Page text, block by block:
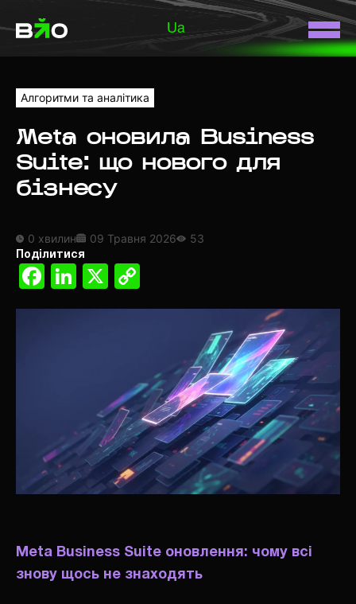
Ua
Алгоритми та аналітика
Meta оновила Business
Suite: що нового для
бізнесу
0 хвилин 09 Травня 2026 53
Поділитися
Facebook
LinkedIn
X
Link
Meta Business Suite оновлення: чому всі
знову щось не знаходять